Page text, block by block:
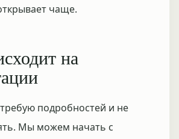
чаще.
на
подробностей и не
Мы можем начать с